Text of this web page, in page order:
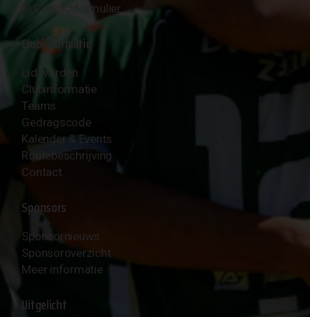
✉︎ Contactformulier
Clubinformatie
Lid worden
Clubinformatie
Teams
Gedragscode
Kalender & Events
Routebeschrijving
Contact
Sponsors
Sponsornieuws
Sponsoroverzicht
Meer informatie
Uitgelicht